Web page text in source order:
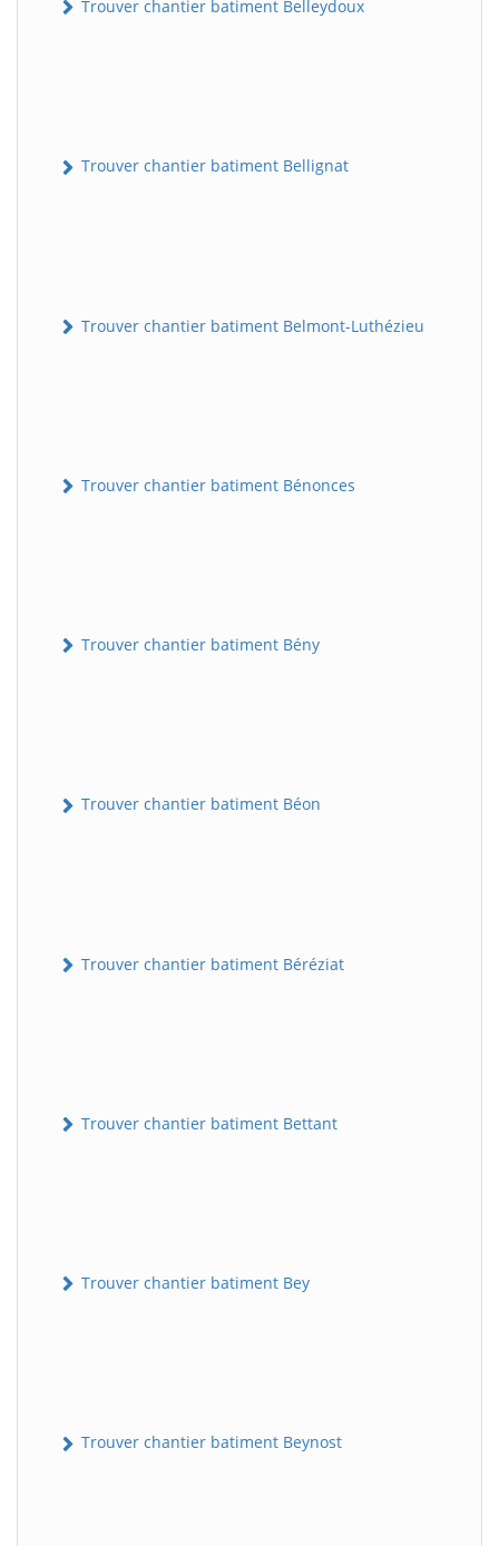
Trouver chantier batiment Belleydoux
Trouver chantier batiment Bellignat
Trouver chantier batiment Belmont-Luthézieu
Trouver chantier batiment Bénonces
Trouver chantier batiment Bény
Trouver chantier batiment Béon
Trouver chantier batiment Béréziat
Trouver chantier batiment Bettant
Trouver chantier batiment Bey
Trouver chantier batiment Beynost